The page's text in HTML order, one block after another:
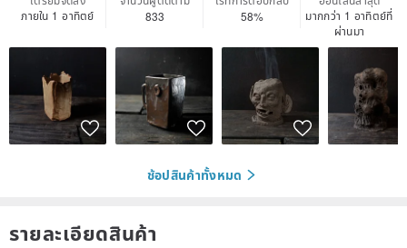
ภายใน 1 อาทิตย์
833
58%
มากกว่า 1 อาทิตย์ที่
ผ่านมา
ช้อปสินค้าทั้งหมด
รายละเอียดสินค้า